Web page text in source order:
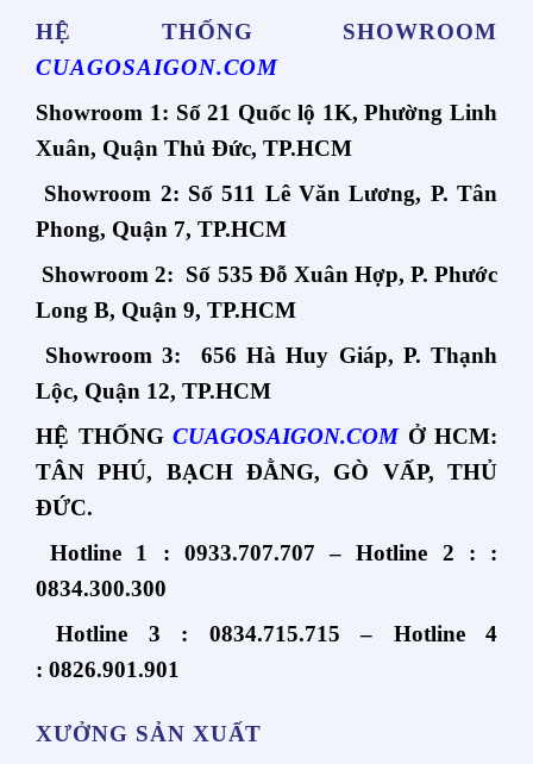
HỆ THỐNG SHOWROOM
CUAGOSAIGON.COM
Showroom 1: Số 21 Quốc lộ 1K, Phường Linh
Xuân, Quận Thủ Đức, TP.HCM
Showroom 2: Số 511 Lê Văn Lương, P. Tân
Phong, Quận 7, TP.HCM
Showroom 2: Số 535 Đỗ Xuân Hợp, P. Phước
Long B, Quận 9, TP.HCM
Showroom 3: 656 Hà Huy Giáp, P. Thạnh
Lộc, Quận 12, TP.HCM
HỆ THỐNG CUAGOSAIGON.COMỞ HCM:
TÂN PHÚ, BẠCH ĐẰNG, GÒ VẤP, THỦ
ĐỨC.
Hotline 1 : 0933.707.707 – Hotline 2 : :
0834.300.300
Hotline 3 : 0834.715.715 – Hotline 4
: 0826.901.901
XƯỞNG SẢN XUẤT